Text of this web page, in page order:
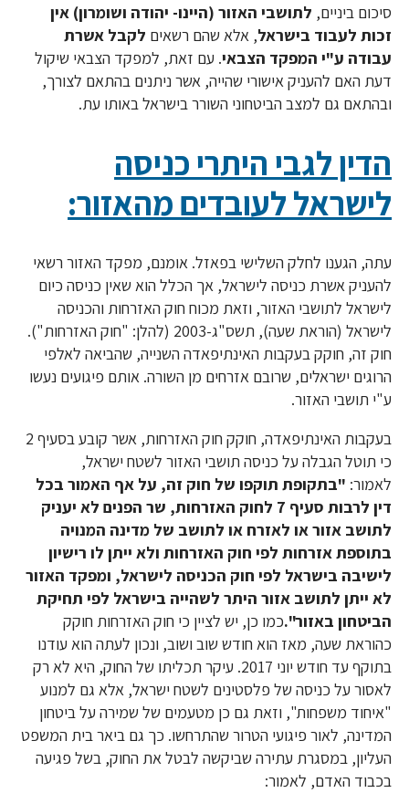
סיכום ביניים, לתושבי האזור (היינו- יהודה ושומרון) אין
זכות לעבוד בישראל, אלא שהם רשאים לקבל אשרת
עבודה ע"י המפקד הצבאי. עם זאת, למפקד הצבאי שיקול
דעת האם להעניק אישורי שהייה, אשר ניתנים בהתאם לצורך,
ובהתאם גם למצב הביטחוני השורר בישראל באותו עת.
הדין לגבי היתרי כניסה
לישראל לעובדים מהאזור:
עתה, הגענו לחלק השלישי בפאזל. אומנם, מפקד האזור רשאי
להעניק אשרת כניסה לישראל, אך הכלל הוא שאין כניסה כיום
לישראל לתושבי האזור, וזאת מכוח חוק האזרחות והכניסה
לישראל (הוראת שעה), תשס"ג-2003 (להלן: "חוק האזרחות").
חוק זה, חוקק בעקבות האינתיפאדה השנייה, שהביאה לאלפי
הרוגים ישראלים, שרובם אזרחים מן השורה. אותם פיגועים נעשו
ע"י תושבי האזור.
בעקבות האינתיפאדה, חוקק חוק האזרחות, אשר קובע בסעיף 2
כי תוטל הגבלה על כניסה תושבי האזור לשטח ישראל,
לאמור: "בתקופת תוקפו של חוק זה, על אף האמור בכל
דין לרבות סעיף 7 לחוק האזרחות, שר הפנים לא יעניק
לתושב אזור או לאזרח או לתושב של מדינה המנויה
בתוספת אזרחות לפי חוק האזרחות ולא ייתן לו רישיון
לישיבה בישראל לפי חוק הכניסה לישראל, ומפקד האזור
לא ייתן לתושב אזור היתר לשהייה בישראל לפי תחיקת
הביטחון באזור".כמו כן, יש לציין כי חוק האזרחות חוקק
כהוראת שעה, מאז הוא חודש שוב ושוב, ונכון לעתה הוא עודנו
בתוקף עד חודש יוני 2017. עיקר תכליתו של החוק, היא לא רק
לאסור על כניסה של פלסטינים לשטח ישראל, אלא גם למנוע
"איחוד משפחות", וזאת גם כן מטעמים של שמירה על ביטחון
המדינה, לאור פיגועי הטרור שהתרחשו. כך גם ביאר בית המשפט
העליון, במסגרת עתירה שביקשה לבטל את החוק, בשל פגיעה
בכבוד האדם, לאמור: